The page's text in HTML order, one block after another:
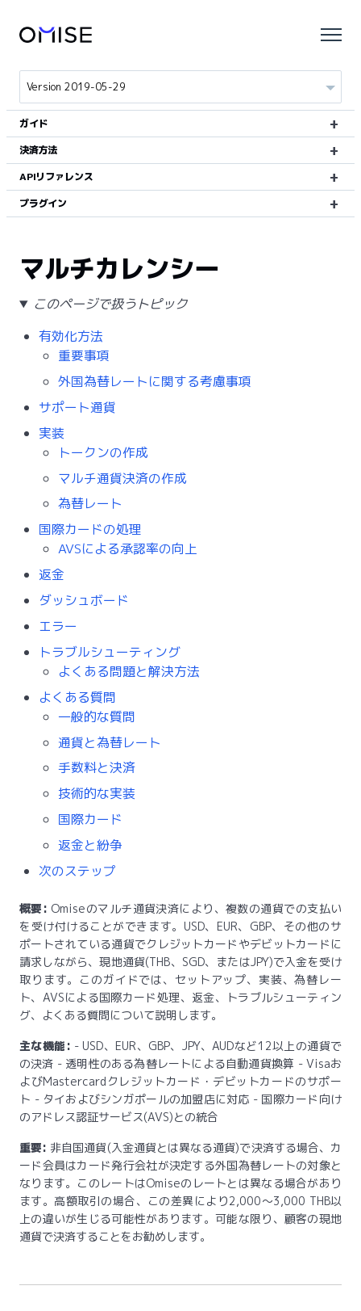
ガイド
決済方法
APIリファレンス
プラグイン
マルチカレンシー
このページで扱うトピック
有効化方法
重要事項
外国為替レートに関する考慮事項
サポート通貨
実装
トークンの作成
マルチ通貨決済の作成
為替レート
国際カードの処理
AVSによる承認率の向上
返金
ダッシュボード
エラー
トラブルシューティング
よくある問題と解決方法
よくある質問
一般的な質問
通貨と為替レート
手数料と決済
技術的な実装
国際カード
返金と紛争
次のステップ
概要: Omiseのマルチ通貨決済により、複数の通貨での支払い
を受け付けることができます。USD、EUR、GBP、その他のサ
ポートされている通貨でクレジットカードやデビットカードに
請求しながら、現地通貨(THB、SGD、またはJPY)で入金を受け
取ります。このガイドでは、セットアップ、実装、為替レー
ト、AVSによる国際カード処理、返金、トラブルシューティン
グ、よくある質問について説明します。
主な機能: - USD、EUR、GBP、JPY、AUDなど12以上の通貨で
の決済 - 透明性のある為替レートによる自動通貨換算 - Visaお
よびMastercardクレジットカード・デビットカードのサポー
ト - タイおよびシンガポールの加盟店に対応 - 国際カード向け
のアドレス認証サービス(AVS)との統合
重要: 非自国通貨(入金通貨とは異なる通貨)で決済する場合、カ
ード会員はカード発行会社が決定する外国為替レートの対象と
なります。このレートはOmiseのレートとは異なる場合があり
ます。高額取引の場合、この差異により2,000〜3,000 THB以
上の違いが生じる可能性があります。可能な限り、顧客の現地
通貨で決済することをお勧めします。